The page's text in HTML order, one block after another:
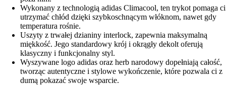
Wykonany z technologią adidas Climacool, ten trykot pomaga ci
utrzymać chłód dzięki szybkoschnącym włóknom, nawet gdy
temperatura rośnie.
Uszyty z trwałej dzianiny interlock, zapewnia maksymalną
miękkość. Jego standardowy krój i okrągły dekolt oferują
klasyczny i funkcjonalny styl.
Wyszywane logo adidas oraz herb narodowy dopełniają całość,
tworząc autentyczne i stylowe wykończenie, które pozwala ci z
dumą pokazać swoje wsparcie.